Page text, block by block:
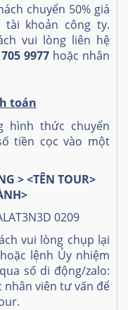
chuyển 50% giá
khoản công ty.
vui lòng liên hệ
9977 hoặc nhân
toán
hình thức chuyển
tiền cọc vào một
> <TÊN TOUR>
0209
vui lòng chụp lại
lệnh Ủy nhiệm
số di động/zalo:
nhân viên tư vấn để